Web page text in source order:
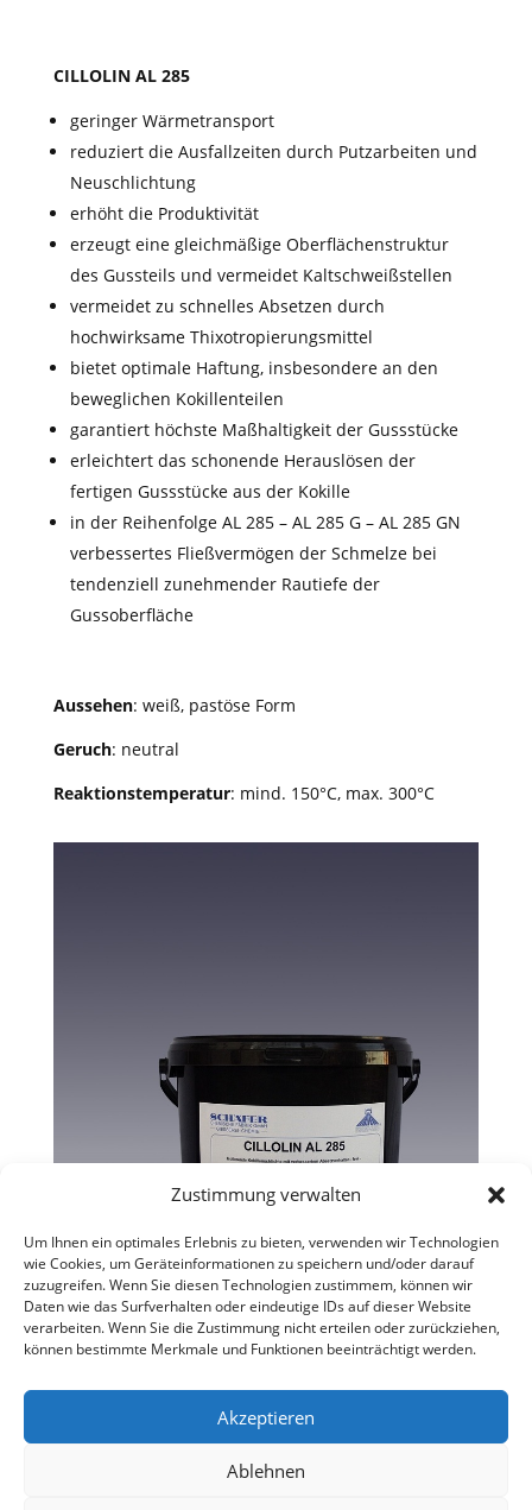
Zustimmung verwalten
Um Ihnen ein optimales Erlebnis zu bieten, verwenden wir Technologien
wie Cookies, um Geräteinformationen zu speichern und/oder darauf
zuzugreifen. Wenn Sie diesen Technologien zustimmem, können wir
Daten wie das Surfverhalten oder eindeutige IDs auf dieser Website
verarbeiten. Wenn Sie die Zustimmung nicht erteilen oder zurückziehen,
können bestimmte Merkmale und Funktionen beeinträchtigt werden.
Akzeptieren
Ablehnen
CILLOLIN AL 285
geringer Wärmetransport
reduziert die Ausfallzeiten durch Putzarbeiten und
Neuschlichtung
erhöht die Produktivität
erzeugt eine gleichmäßige Oberflächenstruktur
des Gussteils und vermeidet Kaltschweißstellen
vermeidet zu schnelles Absetzen durch
hochwirksame Thixotropierungsmittel
bietet optimale Haftung, insbesondere an den
beweglichen Kokillenteilen
garantiert höchste Maßhaltigkeit der Gussstücke
erleichtert das schonende Herauslösen der
fertigen Gussstücke aus der Kokille
in der Reihenfolge AL 285 – AL 285 G – AL 285 GN
verbessertes Fließvermögen der Schmelze bei
tendenziell zunehmender Rautiefe der
Gussoberfläche
Aussehen: weiß, pastöse Form
Geruch: neutral
Reaktionstemperatur: mind. 150°C, max. 300°C